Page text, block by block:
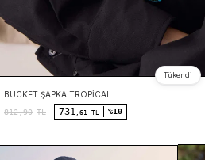
Tükendi
BUCKET ŞAPKA TROPICAL
812,90 TL 731 ,61 TL %10